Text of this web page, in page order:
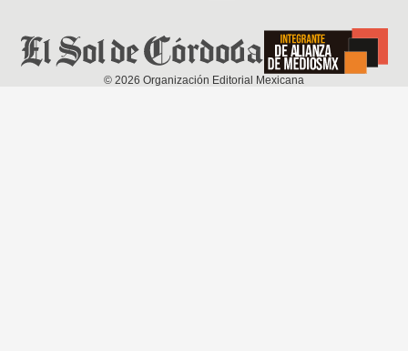
© 2026 Organización Editorial Mexicana